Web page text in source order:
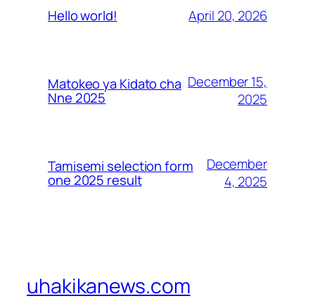
Hello world! April 20, 2026
Matokeo ya Kidato cha
Nne 2025
December 15,
2025
Tamisemi selection form
one 2025 result
December
4, 2025
uhakikanews.com